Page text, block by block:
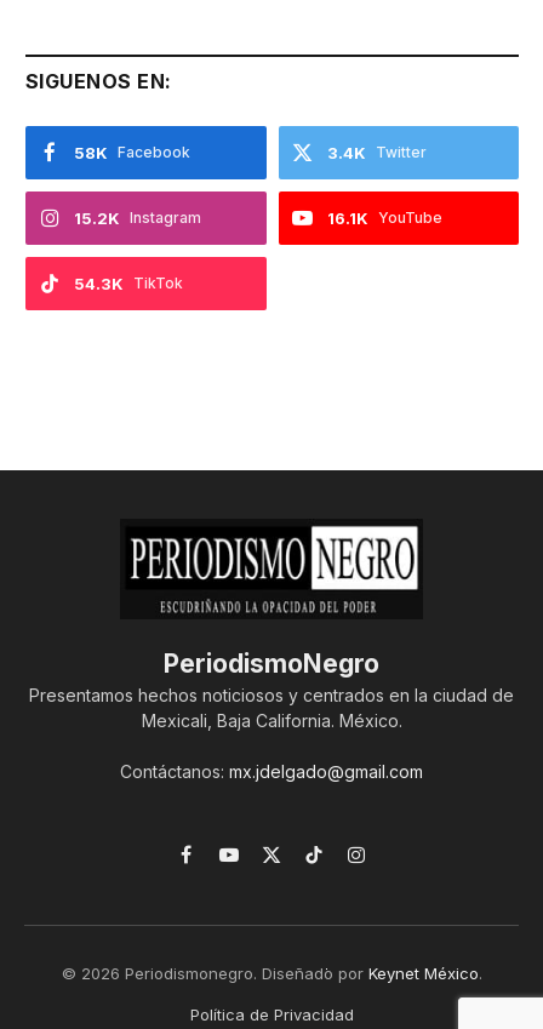
SIGUENOS EN:
Facebook
58K Twitter
3.4K
Instagram
15.2K YouTube
16.1K
TikTok
54.3K
PeriodismoNegro
Presentamos hechos noticiosos y centrados en la ciudad de
Mexicali, Baja California. México.
Contáctanos: mx.jdelgado@gmail.com
Facebook
YouTube
X
TikTokInstagram
© 2026 Periodismonegro. Diseñado por Keynet México.
Política de Privacidad